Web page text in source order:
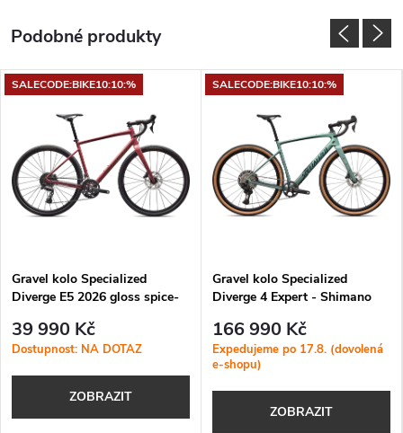
SALECODE:BIKE10:10:%
Gravel kolo Specialized
Diverge E5 2026 gloss spice-
39 990 Kč
Dostupnost: NA DOTAZ
ZOBRAZIT
SALECODE:BIKE10:10:%
Gravel kolo Specialized
Diverge 4 Expert - Shimano
Metallic/Emerald Metallic
166 990 Kč
Expedujeme po 17.8. (dovolená
e-shopu)
ZOBRAZIT